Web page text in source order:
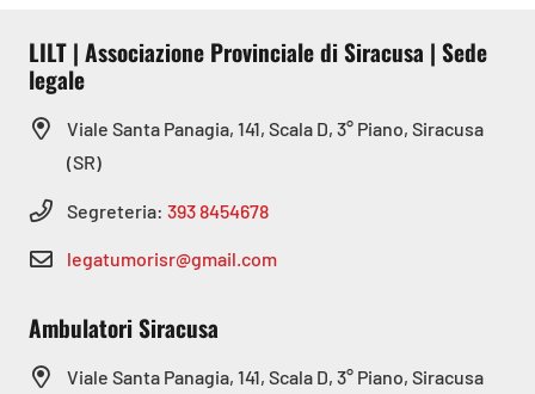
LILT | Associazione Provinciale di Siracusa | Sede
legale
Viale Santa Panagia, 141, Scala D, 3° Piano, Siracusa
(SR)
Segreteria: 393 8454678
legatumorisr@gmail.com
Ambulatori Siracusa
Viale Santa Panagia, 141, Scala D, 3° Piano, Siracusa